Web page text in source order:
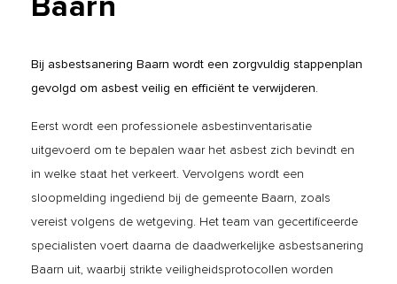
Bij asbestsanering Baarn wordt een zorgvuldig stappenplan
gevolgd om asbest veilig en efficiënt te verwijderen.
Eerst wordt een professionele asbestinventarisatie
uitgevoerd om te bepalen waar het asbest zich bevindt en
in welke staat het verkeert. Vervolgens wordt een
sloopmelding ingediend bij de gemeente Baarn, zoals
vereist volgens de wetgeving. Het team van gecertificeerde
specialisten voert daarna de daadwerkelijke asbestsanering
Baarn uit, waarbij strikte veiligheidsprotocollen worden